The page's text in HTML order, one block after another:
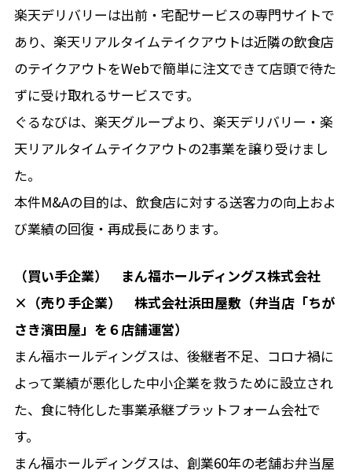
楽天デリバリーは出前・宅配サービスの専門サイトで
あり、楽天リアルタイムテイクアウトは近隣の飲食店
のテイクアウトをWebで簡単に注文できて店頭で待た
ずに受け取れるサービスです。
ぐるなびは、楽天グループより、楽天デリバリー・楽
天リアルタイムテイクアウトの2事業を譲り受けまし
た。
本件M&Aの目的は、飲食店に対する送客力の向上およ
び業績の回復・再成長にあります。
（買い手企業） まん福ホールディングス株式会社
×（売り手企業） 株式会社浜田屋敷（弁当店「ちが
さき濱田屋」を６店舗運営）
まん福ホールディングスは、後継者不足、コロナ禍に
よって業績が悪化した中小企業を救うために設立され
た、食に特化した事業承継プラットフォーム会社で
す。
まん福ホールディングスは、創業60年の老舗お弁当屋